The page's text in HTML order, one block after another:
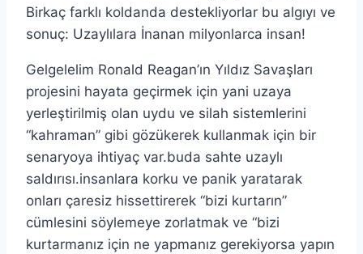
Birkaç farklı koldanda destekliyorlar bu algıyı ve
sonuç: Uzaylılara İnanan milyonlarca insan!
Gelgelelim Ronald Reagan’ın Yıldız Savaşları
projesini hayata geçirmek için yani uzaya
yerleştirilmiş olan uydu ve silah sistemlerini
“kahraman” gibi gözükerek kullanmak için bir
senaryoya ihtiyaç var.buda sahte uzaylı
saldırısı.insanlara korku ve panik yaratarak
onları çaresiz hissettirerek “bizi kurtarın”
cümlesini söylemeye zorlatmak ve “bizi
kurtarmanız için ne yapmanız gerekiyorsa yapın